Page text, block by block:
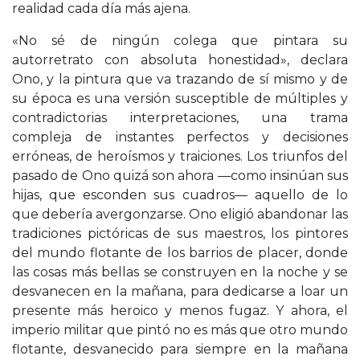
realidad cada día más ajena.
«No sé de ningún colega que pintara su
autorretrato con absoluta honestidad», declara
Ono, y la pintura que va trazando de sí mismo y de
su época es una versión susceptible de múltiples y
contradictorias interpretaciones, una trama
compleja de instantes perfectos y decisiones
erróneas, de heroísmos y traiciones. Los triunfos del
pasado de Ono quizá son ahora —como insinúan sus
hijas, que esconden sus cuadros— aquello de lo
que debería avergonzarse. Ono eligió abandonar las
tradiciones pictóricas de sus maestros, los pintores
del mundo flotante de los barrios de placer, donde
las cosas más bellas se construyen en la noche y se
desvanecen en la mañana, para dedicarse a loar un
presente más heroico y menos fugaz. Y ahora, el
imperio militar que pintó no es más que otro mundo
flotante, desvanecido para siempre en la mañana